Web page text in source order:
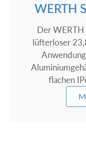
WERTH
Der WERTH
lüfterloser
flachen